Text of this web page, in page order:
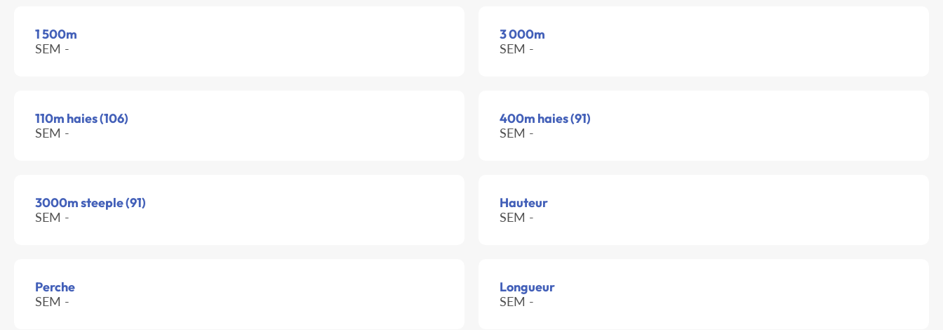
1 500m
SEM -
3 000m
SEM -
110m haies (106)
SEM -
400m haies (91)
SEM -
3000m steeple (91)
SEM -
Hauteur
SEM -
Perche
SEM -
Longueur
SEM -